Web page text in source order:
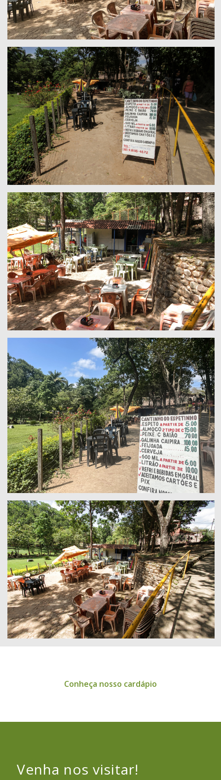
Conheça nosso cardápio
Venha nos visitar!